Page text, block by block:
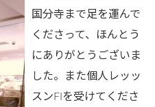
国分寺まで足を運んで
くださって、ほんとう
にありがとうございま
した。また個人レッッ
スンFIを受けてくださ